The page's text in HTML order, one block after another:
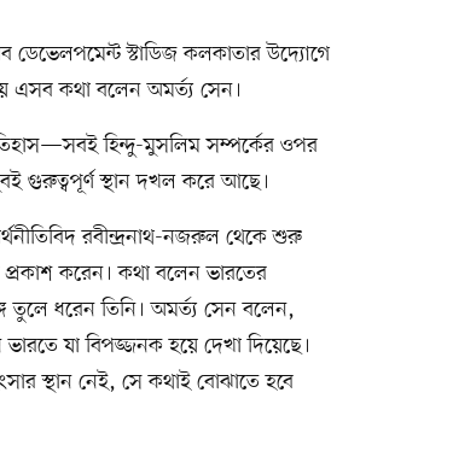
ডেভেলপমেন্ট স্টাডিজ কলকাতার উদ্যোগে
এসব কথা বলেন অমর্ত্য সেন।
হিন্দু-মুসলিম সম্পর্কের ওপর
গুরুত্বপূর্ণ স্থান দখল করে আছে।
রবীন্দ্রনাথ-নজরুল থেকে শুরু
প্রকাশ করেন। কথা বলেন ভারতের
তুলে ধরেন তিনি। অমর্ত্য সেন বলেন,
যা বিপজ্জনক হয়ে দেখা দিয়েছে।
স্থান নেই, সে কথাই বোঝাতে হবে